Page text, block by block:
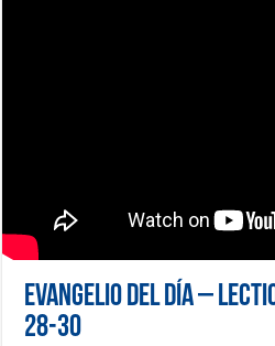
Evangelio del día –
28-30